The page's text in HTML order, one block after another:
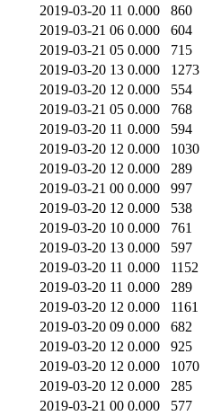
2019-03-20 11 0.000
860
2019-03-21 06 0.000
604
2019-03-21 05 0.000
715
2019-03-20 13 0.000
1273
2019-03-20 12 0.000
554
2019-03-21 05 0.000
768
2019-03-20 11 0.000
594
2019-03-20 12 0.000
1030
2019-03-20 12 0.000
289
2019-03-21 00 0.000
997
2019-03-20 12 0.000
538
2019-03-20 10 0.000
761
2019-03-20 13 0.000
597
2019-03-20 11 0.000
1152
2019-03-20 11 0.000
289
2019-03-20 12 0.000
1161
2019-03-20 09 0.000
682
2019-03-20 12 0.000
925
2019-03-20 12 0.000
1070
2019-03-20 12 0.000
285
2019-03-21 00 0.000
577